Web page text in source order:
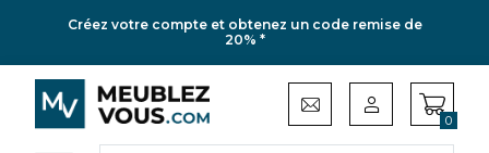
Créez votre compte et obtenez un code remise de
20% *
0